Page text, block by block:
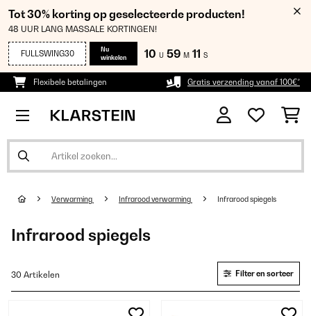
Tot 30% korting op geselecteerde producten!
48 UUR LANG MASSALE KORTINGEN!
FULLSWING30
Nu
winkelen
10 U 59 M 10 S
Flexibele betalingen Gratis verzending vanaf 100€*
Verwarming Infrarood verwarming Infrarood spiegels
Infrarood spiegels
30 Artikelen Filter en sorteer